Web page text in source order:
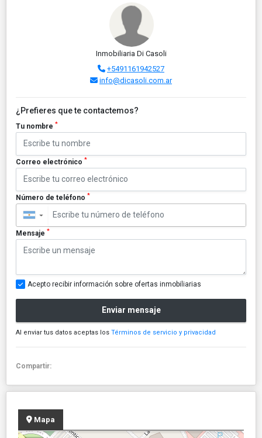
Inmobiliaria Di Casoli
+5491161942527
info@dicasoli.com.ar
¿Prefieres que te contactemos?
Tu nombre *
Correo electrónico *
Número de teléfono *
▼
Mensaje *
Acepto recibir información sobre ofertas inmobiliarias
Enviar mensaje
Al enviar tus datos aceptas los Términos de servicio y privacidad
Compartir:
Mapa